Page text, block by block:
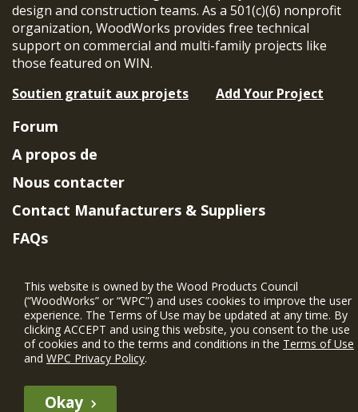
design and construction teams. As a 501(c)(6) nonprofit
organization, WoodWorks provides free technical
support on commercial and multi-family projects like
those featured on WIN.
Soutien gratuit aux projets
Add Your Project
Forum
A propos de
Nous contacter
Contact Manufacturers & Suppliers
FAQs
Project Eligibility Requirements
Politique de confidentialité| Conditions
d'utilisation
This website is owned by the Wood Products Council
(“WoodWorks” or “WPC”) and uses cookies to improve the user
experience. The Terms of Use may be updated at any time. By
clicking ACCEPT and using this website, you consent to the use
of cookies and to the terms and conditions in the Terms of Use
and WPC Privacy Policy.
Okay